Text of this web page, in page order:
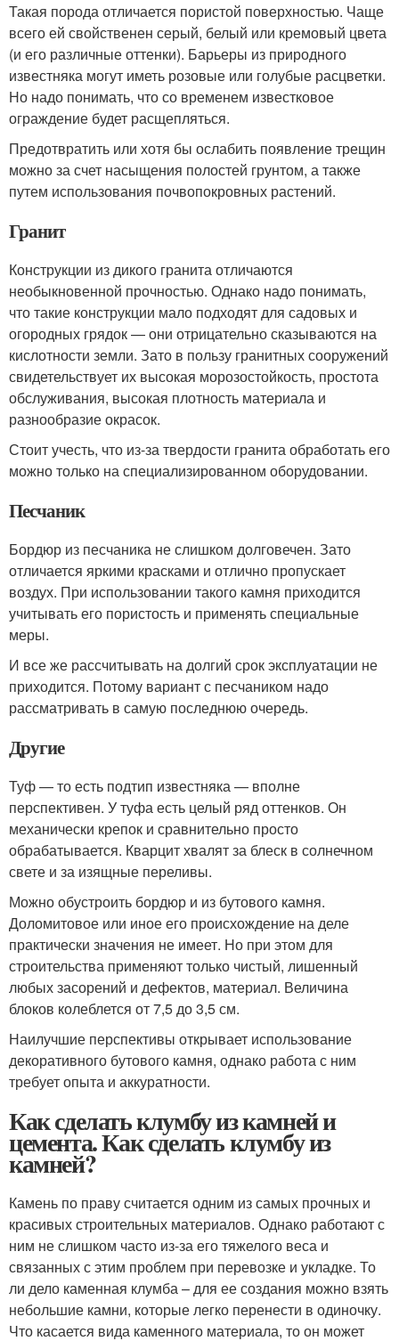
Такая порода отличается пористой поверхностью. Чаще
всего ей свойственен серый, белый или кремовый цвета
(и его различные оттенки). Барьеры из природного
известняка могут иметь розовые или голубые расцветки.
Но надо понимать, что со временем известковое
ограждение будет расщепляться.
Предотвратить или хотя бы ослабить появление трещин
можно за счет насыщения полостей грунтом, а также
путем использования почвопокровных растений.
Гранит
Конструкции из дикого гранита отличаются
необыкновенной прочностью. Однако надо понимать,
что такие конструкции мало подходят для садовых и
огородных грядок — они отрицательно сказываются на
кислотности земли. Зато в пользу гранитных сооружений
свидетельствует их высокая морозостойкость, простота
обслуживания, высокая плотность материала и
разнообразие окрасок.
Стоит учесть, что из-за твердости гранита обработать его
можно только на специализированном оборудовании.
Песчаник
Бордюр из песчаника не слишком долговечен. Зато
отличается яркими красками и отлично пропускает
воздух. При использовании такого камня приходится
учитывать его пористость и применять специальные
меры.
И все же рассчитывать на долгий срок эксплуатации не
приходится. Потому вариант с песчаником надо
рассматривать в самую последнюю очередь.
Другие
Туф — то есть подтип известняка — вполне
перспективен. У туфа есть целый ряд оттенков. Он
механически крепок и сравнительно просто
обрабатывается. Кварцит хвалят за блеск в солнечном
свете и за изящные переливы.
Можно обустроить бордюр и из бутового камня.
Доломитовое или иное его происхождение на деле
практически значения не имеет. Но при этом для
строительства применяют только чистый, лишенный
любых засорений и дефектов, материал. Величина
блоков колеблется от 7,5 до 3,5 см.
Наилучшие перспективы открывает использование
декоративного бутового камня, однако работа с ним
требует опыта и аккуратности.
Как сделать клумбу из камней и
цемента. Как сделать клумбу из
камней?
Камень по праву считается одним из самых прочных и
красивых строительных материалов. Однако работают с
ним не слишком часто из-за его тяжелого веса и
связанных с этим проблем при перевозке и укладке. То
ли дело каменная клумба – для ее создания можно взять
небольшие камни, которые легко перенести в одиночку.
Что касается вида каменного материала, то он может